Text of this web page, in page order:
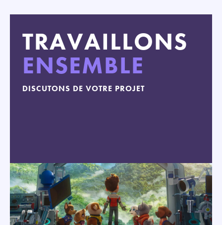
TRAVAILLONS
ENSEMBLE
DISCUTONS DE VOTRE PROJET